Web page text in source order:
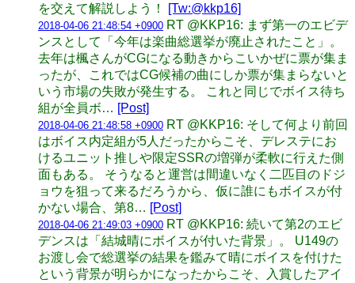
を交えて解説しよう！
[Tw:@kkp16]
2018-04-06 21:48:54 +0900 RT @KKP16: まず第一のエビデ
ンスとして「今年は楽曲総選挙が廃止されたこと」。
去年は楓さんがCGになる動きからこいかぜに票が集ま
ったが、これではCG候補の曲にしか票が集まらないと
いう市場の失敗が発生する。 これと同じでボイス待ち
組が全員ボ… [Post]
2018-04-06 21:48:58 +0900 RT @KKP16: そして何より前回
はボイス内定組が5人だったからこそ、デレステにお
けるユニット推しや限定SSRの増弾が柔軟に行えた側
面もある。 そうなると運営は間違いなく二匹目のドジ
ョウを狙って来るだろうから、仮に誰にもボイスが付
かない場合、第8… [Post]
2018-04-06 21:49:03 +0900 RT @KKP16: 続いて第2のエビ
デンスは「結城晴にボイスが付いた背景」。 U149の
お渡し会で総選挙の結果を鑑みて晴にボイスを付けた
という背景が明らかになったからこそ、入賞したアイ